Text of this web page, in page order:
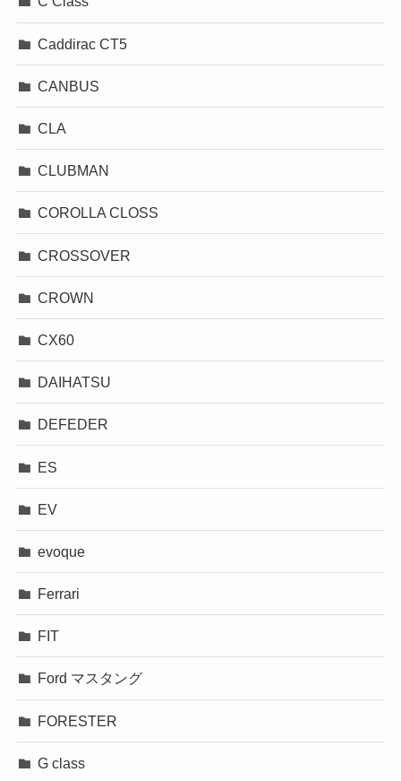
Caddirac CT5
CANBUS
CLA
CLUBMAN
COROLLA CLOSS
CROSSOVER
CROWN
CX60
DAIHATSU
DEFEDER
ES
EV
evoque
Ferrari
FIT
Ford マスタング
FORESTER
G class